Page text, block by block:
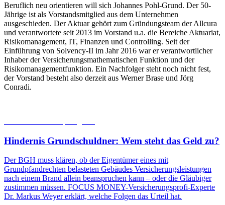
Beruflich neu orientieren will sich Johannes Pohl-Grund. Der 50-
Jährige ist als Vorstandsmitglied aus dem Unternehmen
ausgeschieden. Der Aktuar gehört zum Gründungsteam der Allcura
und verantwortete seit 2013 im Vorstand u.a. die Bereiche Aktuariat,
Risikomanagement, IT, Finanzen und Controlling. Seit der
Einführung von Solvency-II im Jahr 2016 war er verantwortlicher
Inhaber der Versicherungsmathematischen Funktion und der
Risikomanagementfunktion. Ein Nachfolger steht noch nicht fest,
der Vorstand besteht also derzeit aus Werner Brase und Jörg
Conradi.
Hindernis Grundschuldner: Wem steht das Geld zu?
Der BGH muss klären, ob der Eigentümer eines mit
Grundpfandrechten belasteten Gebäudes Versicherungsleistungen
nach einem Brand allein beanspruchen kann – oder die Gläubiger
zustimmen müssen. FOCUS MONEY-Versicherungsprofi-Experte
Dr. Markus Weyer erklärt, welche Folgen das Urteil hat.